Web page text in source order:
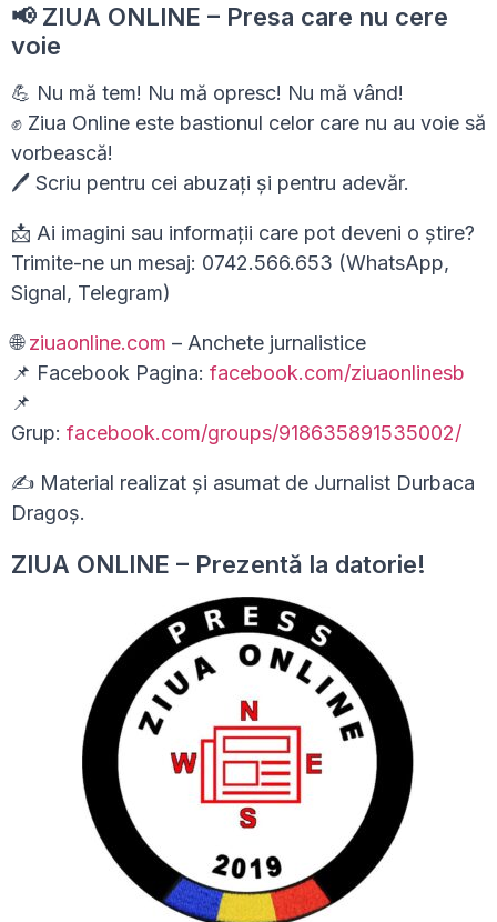
📢 ZIUA ONLINE – Presa care nu cere
voie
💪 Nu mă tem! Nu mă opresc! Nu mă vând!
✊ Ziua Online este bastionul celor care nu au voie să
vorbească!
🖊 Scriu pentru cei abuzați și pentru adevăr.
📩 Ai imagini sau informații care pot deveni o știre?
Trimite-ne un mesaj: 0742.566.653 (WhatsApp,
Signal, Telegram)
🌐ziuaonline.com – Anchete jurnalistice
📌 Facebook Pagina: facebook.com/ziuaonlinesb
📌
Grup: facebook.com/groups/918635891535002/
✍ Material realizat și asumat de Jurnalist Durbaca
Dragoș.
ZIUA ONLINE – Prezentă la datorie!